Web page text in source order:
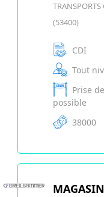
(53400)
CDI
Tout
Prise
possible
38000